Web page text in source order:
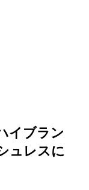
イブラン
ュレスに